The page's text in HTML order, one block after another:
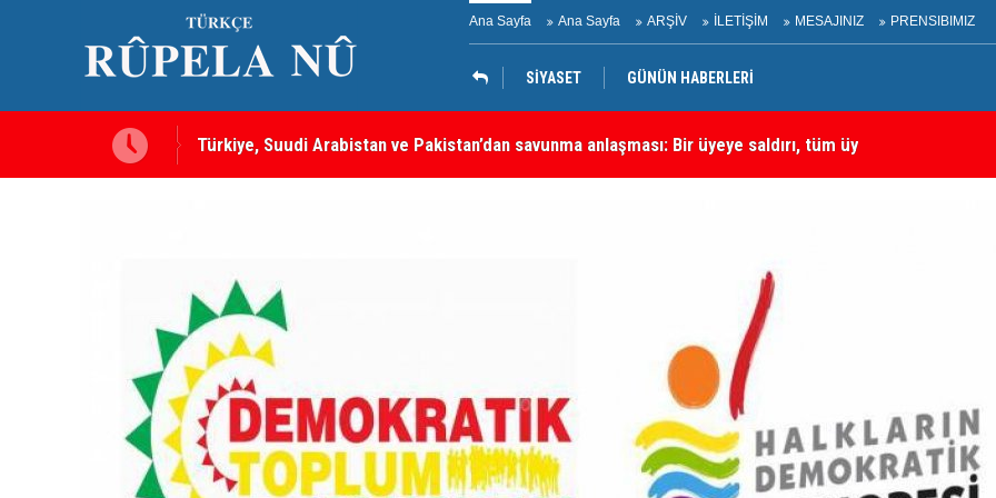
Ana Sayfa Ana Sayfa ARŞİV İLETİŞİM MESAJINIZ PRENSIBIMIZ
SİYASET GÜNÜN HABERLERİ
Türkiye, Suudi Arabistan ve Pakistan’dan savunma anlaşması: Bir üyeye saldırı, tüm üyelere yapılmış
sayılacak
MEI Raporu: Peşmerge, Washington'ın Ortadoğu'daki En Önemli Güvenlik Ortaklarından Biri